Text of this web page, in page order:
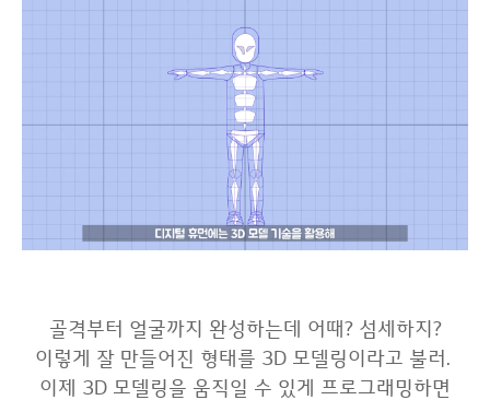
골격부터 얼굴까지 완성하는데 어때? 섬세하지?
이렇게 잘 만들어진 형태를 3D 모델링이라고 불러.
이제 3D 모델링을 움직일 수 있게 프로그래밍하면